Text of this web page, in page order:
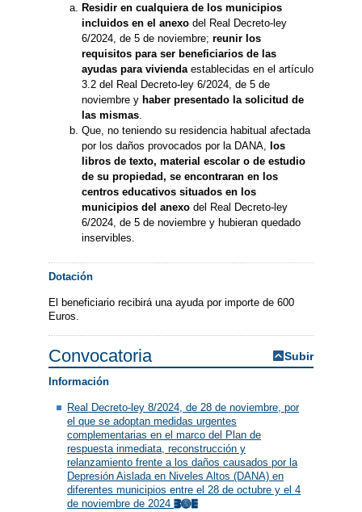
Residir en cualquiera de los municipios
incluidos en el anexodel Real Decreto-ley
6/2024, de 5 de noviembre; reunir los
requisitos para ser beneficiarios de las
ayudas para viviendaestablecidas en el artículo
3.2 del Real Decreto-ley 6/2024, de 5 de
noviembre y haber presentado la solicitud de
las mismas.
Que, no teniendo su residencia habitual afectada
por los daños provocados por la DANA, los
libros de texto, material escolar o de estudio
de su propiedad, se encontraran en los
centros educativos situados en los
municipios del anexodel Real Decreto-ley
6/2024, de 5 de noviembre y hubieran quedado
inservibles.
Dotación
El beneficiario recibirá una ayuda por importe de 600
Euros.
Convocatoria Subir
Información
Real Decreto-ley 8/2024, de 28 de noviembre, por
el que se adoptan medidas urgentes
complementarias en el marco del Plan de
respuesta inmediata, reconstrucción y
relanzamiento frente a los daños causados por la
Depresión Aislada en Niveles Altos (DANA) en
diferentes municipios entre el 28 de octubre y el 4
de noviembre de 2024